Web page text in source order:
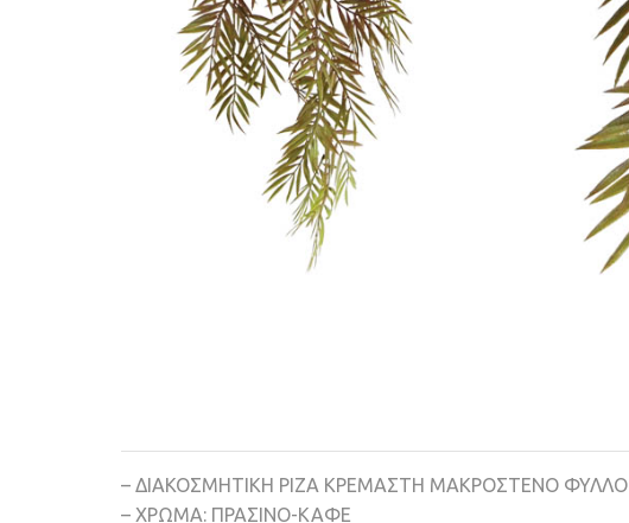
– ΔΙΑΚΟΣΜΗΤΙΚH ΡΙΖΑ ΚΡΕΜΑΣΤΗ ΜΑΚΡΟΣΤΕΝΟ ΦΥΛΛΟ
– ΧΡΩΜΑ: ΠΡΑΣΙΝΟ-ΚΑΦΕ